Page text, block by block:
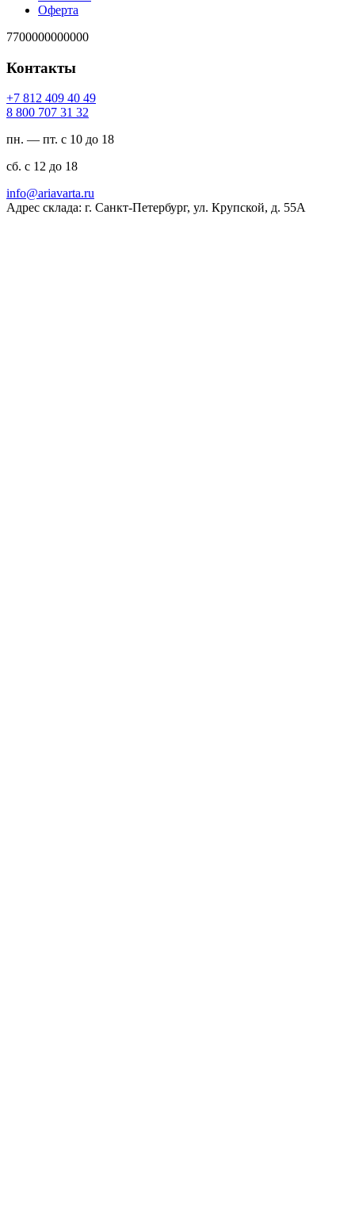
Оферта
7700000000000
Контакты
94 04 904 218 7+
23 13 707 008 8
пн. — пт. с 10 до 18
сб. с 12 до 18
ur.atravaira@ofni
Адрес склада: г. Санкт-Петербург, ул. Крупской, д. 55А